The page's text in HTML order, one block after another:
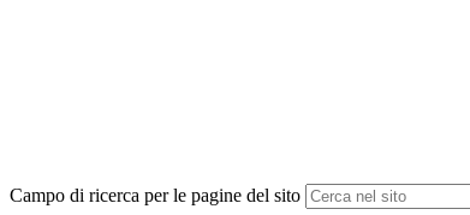
Campo di ricerca per le pagine del sito